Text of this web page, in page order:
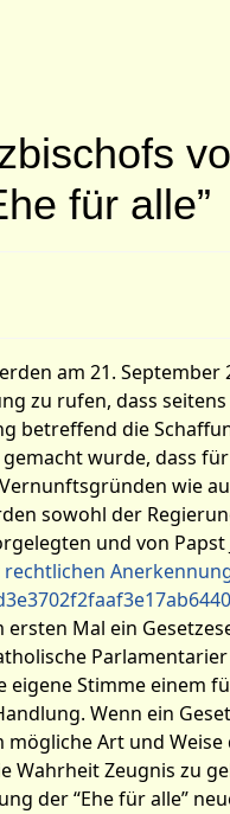
für alle”
am 21.
zu rufen, dass
betreffend die
wurde, dass
wie
sowohl der
und von
Mal ein
Stimme einem
Wenn ein
Art und
Zeugnis zu
der “Ehe für alle”